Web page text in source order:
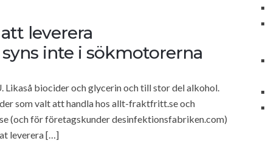
leverera
inte i sökmotorerna
Likaså biocider och glycerin och till stor del alkohol.
som valt att handla hos allt-fraktfritt.se och
(och för företagskunder desinfektionsfabriken.com)
leverera […]